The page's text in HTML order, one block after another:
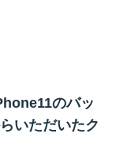
のバッ
いただいたク